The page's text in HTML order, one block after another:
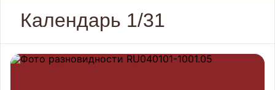
Календарь 1/31